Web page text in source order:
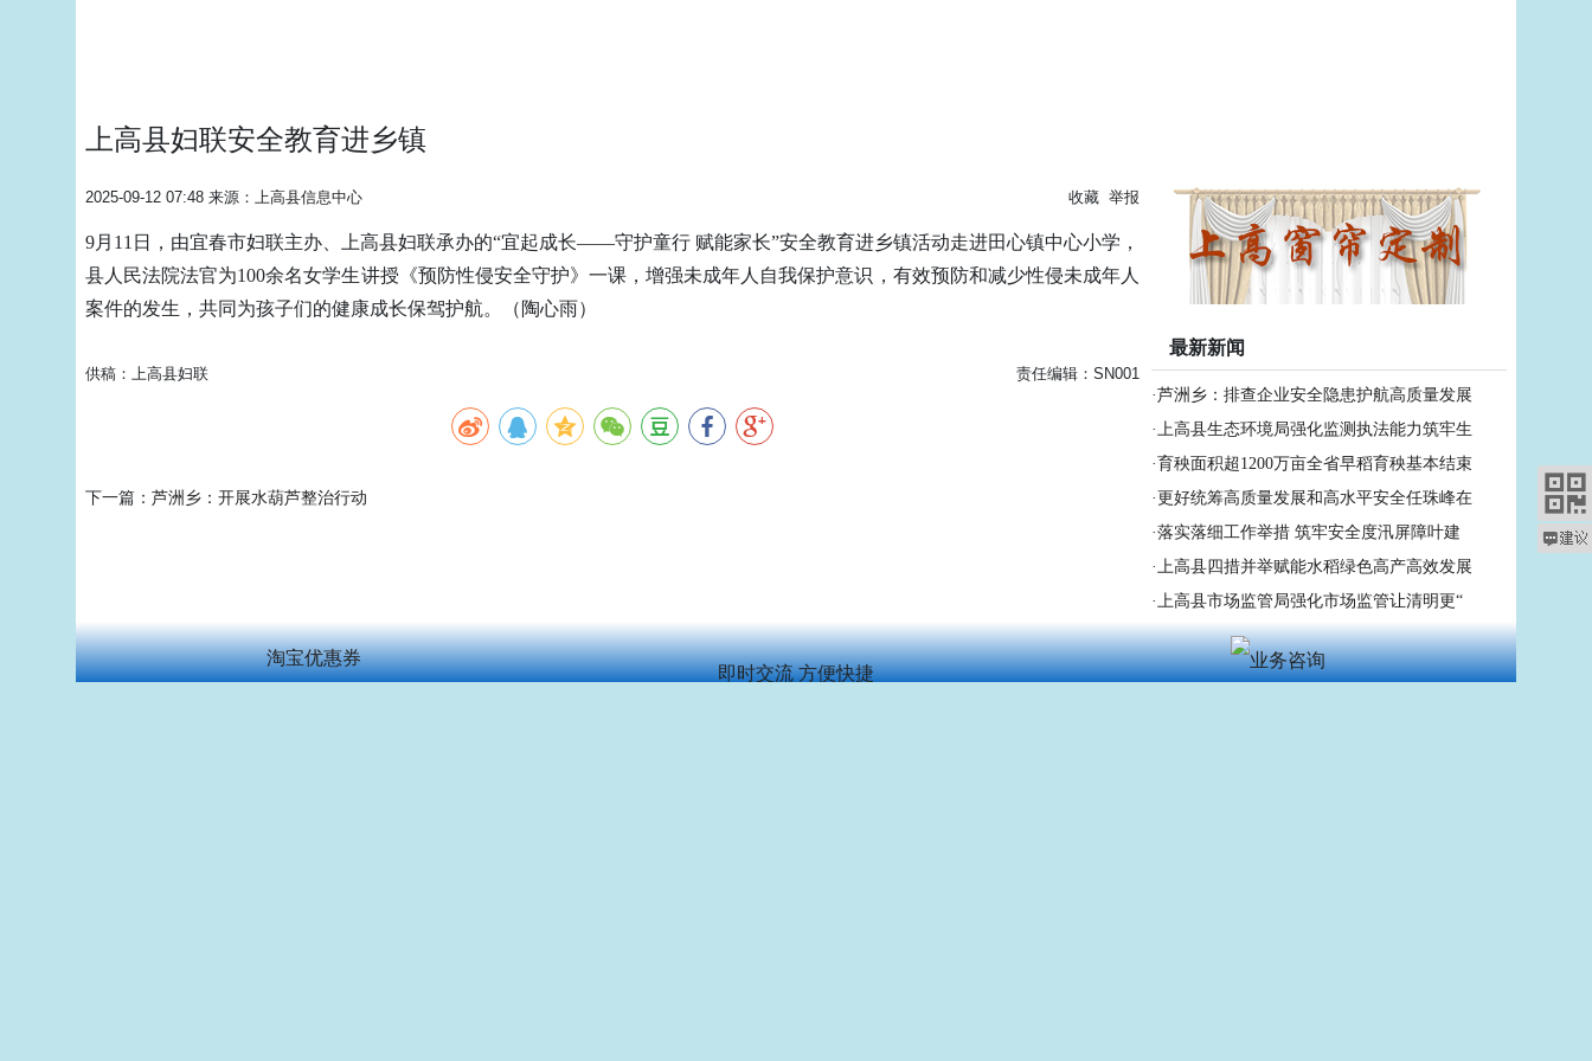
上高县妇联安全教育进乡镇
2025-09-12 07:48 来源： 上高县信息中心 收藏 举报
9月11日，由宜春市妇联主办、上高县妇联承办的“宜起成长——守护童行 赋能家长”安全教育进乡镇活动走进田心镇中心小学，
县人民法院法官为100余名女学生讲授《预防性侵安全守护》一课，增强未成年人自我保护意识，有效预防和减少性侵未成年人
案件的发生，共同为孩子们的健康成长保驾护航。（陶心雨）
供稿：上高县妇联 责任编辑：SN001
下一篇： 芦洲乡：开展水葫芦整治行动
最新新闻
·芦洲乡：排查企业安全隐患护航高质量发展
·上高县生态环境局强化监测执法能力筑牢生
·育秧面积超1200万亩全省早稻育秧基本结束
· 更好统筹高质量发展和高水平安全任珠峰在
·落实落细工作举措 筑牢安全度汛屏障叶建
·上高县四措并举赋能水稻绿色高产高效发展
·上高县市场监管局强化市场监管让清明更“
·金彪调研督导民生领域信访问题集中治理工
·锦江镇：开展文明祭扫宣传活动
淘宝优惠券
即时交流 方便快捷